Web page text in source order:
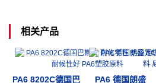
相关产品
PA6 8202C德国巴
PA6 德国朗盛